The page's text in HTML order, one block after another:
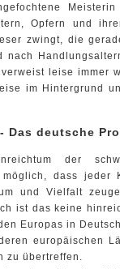
Opfern und
zwingt, die
nach
leise immer
im Hintergrund
deutsche
der
dass jeder
und Vielfalt
ist das keine
Europas in
europäischen
zu übertreffen.